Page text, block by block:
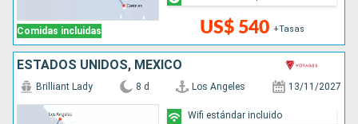
Comidas incluidas US$ 540 +Tasas
ESTADOS UNIDOS, MÉXICO
Brilliant Lady 8 d Los Angeles 13/11/2027
Wifi estándar incluido